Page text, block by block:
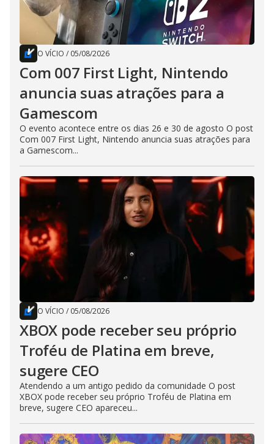
O VÍCIO / 05/08/2026
Com 007 First Light, Nintendo
anuncia suas atrações para a
Gamescom
O evento acontece entre os dias 26 e 30 de agosto O post
Com 007 First Light, Nintendo anuncia suas atrações para
a Gamescom...
O VÍCIO / 05/08/2026
XBOX pode receber seu próprio
Troféu de Platina em breve,
sugere CEO
Atendendo a um antigo pedido da comunidade O post
XBOX pode receber seu próprio Troféu de Platina em
breve, sugere CEO apareceu...